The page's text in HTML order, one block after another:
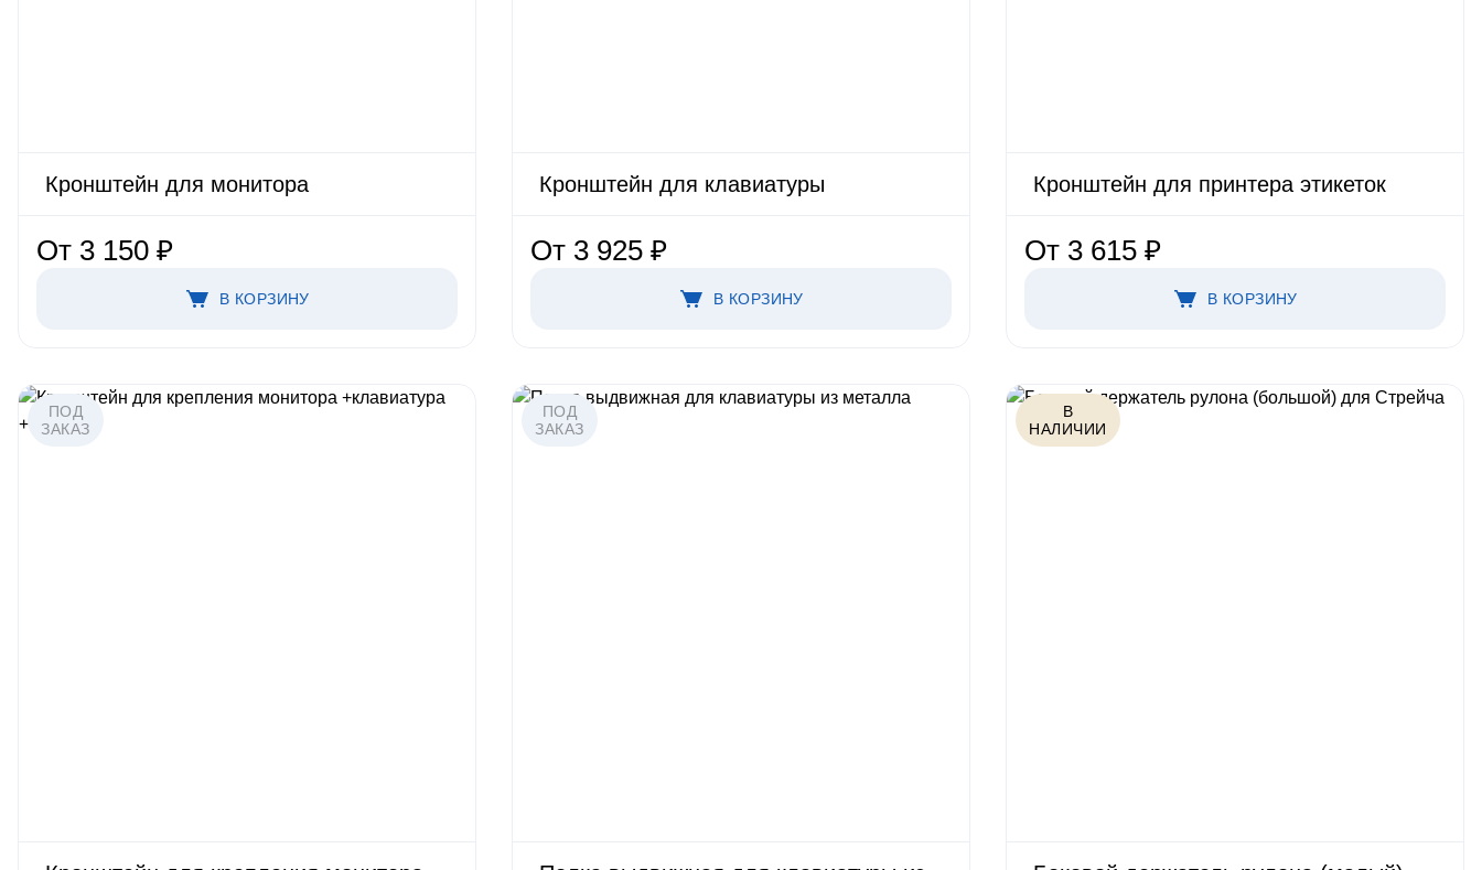
Кронштейн для монитора
От 3 150 ₽
В КОРЗИНУ
Кронштейн для клавиатуры
От 3 925 ₽
В КОРЗИНУ
Кронштейн для принтера этикеток
От 3 615 ₽
В КОРЗИНУ
ПОД
ЗАКАЗ
ПОД
ЗАКАЗ
В
НАЛИЧИИ